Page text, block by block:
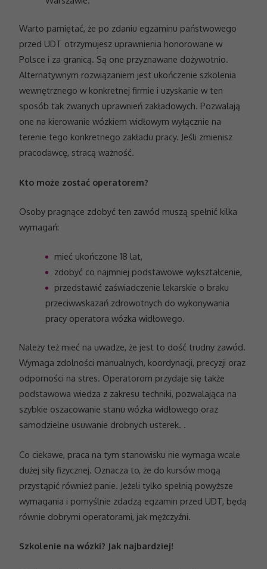
Warto pamiętać, że po zdaniu egzaminu państwowego
przed UDT otrzymujesz uprawnienia honorowane w
Polsce i za granicą. Są one przyznawane dożywotnio.
Alternatywnym rozwiązaniem jest ukończenie szkolenia
wewnętrznego w konkretnej firmie i uzyskanie w ten
sposób tak zwanych uprawnień zakładowych. Pozwalają
one na kierowanie wózkiem widłowym wyłącznie na
terenie tego konkretnego zakładu pracy. Jeśli zmienisz
pracodawcę, stracą ważność.
Kto może zostać operatorem?
Osoby pragnące zdobyć ten zawód muszą spełnić kilka
wymagań:
mieć ukończone 18 lat,
zdobyć co najmniej podstawowe wykształcenie,
przedstawić zaświadczenie lekarskie o braku
przeciwwskazań zdrowotnych do wykonywania
pracy operatora wózka widłowego.
Należy też mieć na uwadze, że jest to dość trudny zawód.
Wymaga zdolności manualnych, koordynacji, precyzji oraz
odporności na stres. Operatorom przydaje się także
podstawowa wiedza z zakresu techniki, pozwalająca na
szybkie oszacowanie stanu wózka widłowego oraz
samodzielne usuwanie drobnych usterek. .
Co ciekawe, praca na tym stanowisku nie wymaga wcale
dużej siły fizycznej. Oznacza to, że do kursów mogą
przystąpić również panie. Jeżeli tylko spełnią powyższe
wymagania i pomyślnie zdadzą egzamin przed UDT, będą
równie dobrymi operatorami, jak mężczyźni.
Szkolenie na wózki? Jak najbardziej!
Konieczne
opcjonalne. Są
one potrzebne
do
funkcjonowania
strony
internetowej.
Statystyka